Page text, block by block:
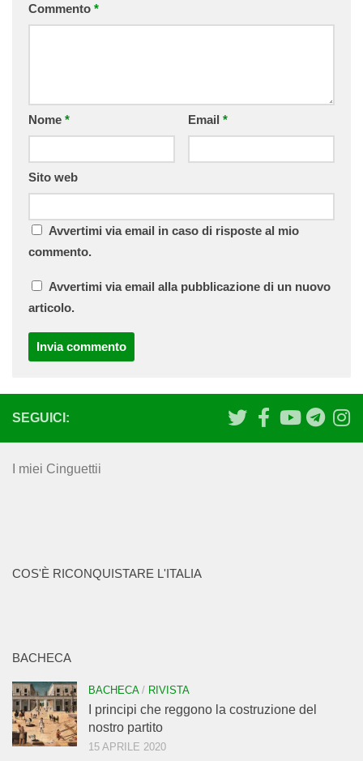
Commento *
Nome * Email *
Sito web
Avvertimi via email in caso di risposte al mio
commento.
Avvertimi via email alla pubblicazione di un nuovo
articolo.
SEGUICI:
I miei Cinguettii
COS'È RICONQUISTARE L'ITALIA
BACHECA
BACHECA/ RIVISTA
I principi che reggono la costruzione del
nostro partito
15 APRILE 2020